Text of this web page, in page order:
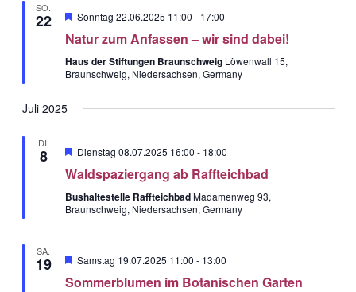
SO.
22 Hervorgehobe
Sonntag 22.06.2025 11:00 - 17:00
Natur zum Anfassen – wir sind dabei!
Haus der Stiftungen Braunschweig Löwenwall 15,
Braunschweig, Niedersachsen, Germany
Juli 2025
DI.
8 Hervorgehobe
Dienstag 08.07.2025 16:00 - 18:00
Waldspaziergang ab Raffteichbad
Bushaltestelle RaffteichbadMadamenweg 93,
Braunschweig, Niedersachsen, Germany
SA.
19 Hervorgehobe
Samstag 19.07.2025 11:00 - 13:00
Sommerblumen im Botanischen Garten